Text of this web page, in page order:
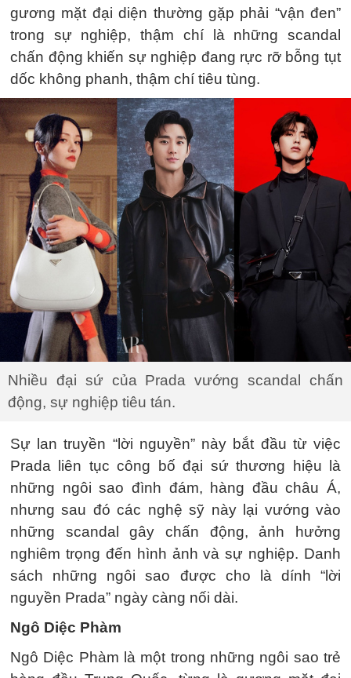
gương mặt đại diện thường gặp phải “vận đen”
trong sự nghiệp, thậm chí là những scandal
chấn động khiến sự nghiệp đang rực rỡ bỗng tụt
dốc không phanh, thậm chí tiêu tùng.
Nhiều đại sứ của Prada vướng scandal chấn
động, sự nghiệp tiêu tán.
Sự lan truyền “lời nguyền” này bắt đầu từ việc
Prada liên tục công bố đại sứ thương hiệu là
những ngôi sao đình đám, hàng đầu châu Á,
nhưng sau đó các nghệ sỹ này lại vướng vào
những scandal gây chấn động, ảnh hưởng
nghiêm trọng đến hình ảnh và sự nghiệp. Danh
sách những ngôi sao được cho là dính “lời
nguyền Prada” ngày càng nối dài.
Ngô Diệc Phàm
Ngô Diệc Phàm là một trong những ngôi sao trẻ